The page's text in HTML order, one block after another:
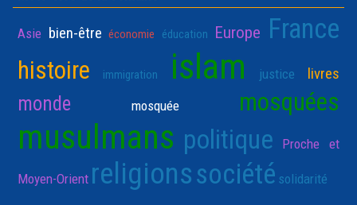
Asie bien-être économie éducation Europe France
histoire immigration islam justice livres
monde mosquée mosquées
musulmans politique Proche et
Moyen-Orient religionssociété solidarité